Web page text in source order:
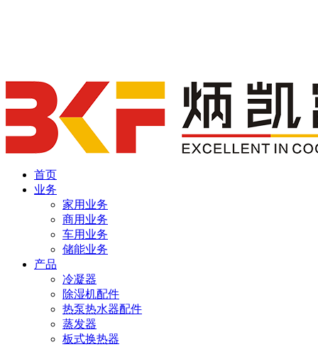
首页
业务
家用业务
商用业务
车用业务
储能业务
产品
冷凝器
除湿机配件
热泵热水器配件
蒸发器
板式换热器